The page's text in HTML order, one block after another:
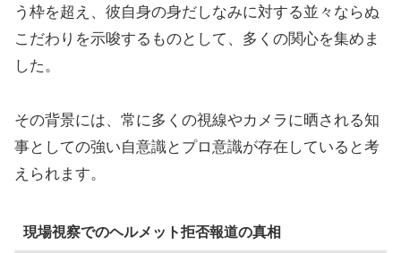
う枠を超え、彼自身の身だしなみに対する並々ならぬ
こだわりを示唆するものとして、多くの関心を集めま
した。
その背景には、常に多くの視線やカメラに晒される知
事としての強い自意識とプロ意識が存在していると考
えられます。
現場視察でのヘルメット拒否報道の真相